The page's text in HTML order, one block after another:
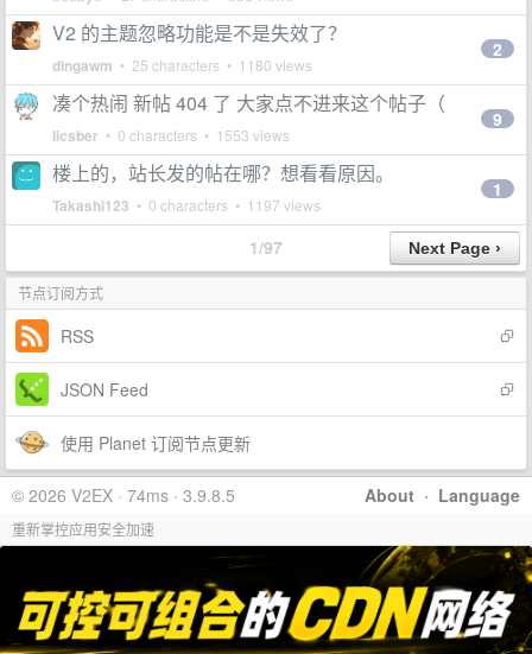
V2 的主题忽略功能是不是失效了？
dingawm • 25 characters • 1180 views
2
凑个热闹 新帖 404 了 大家点不进来这个帖子（
licsber • 0 characters • 1553 views
9
楼上的，站长发的帖在哪？想看看原因。
Takashi123 • 0 characters • 1197 views
1
1/97
节点订阅方式
RSS
JSON Feed
使用 Planet 订阅节点更新
About · Language
© 2026 V2EX · 74ms · 3.9.8.5
重新掌控应用安全加速